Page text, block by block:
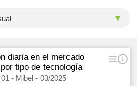
diaria en el mercado
tipo de tecnología
- Mibel - 03/2025